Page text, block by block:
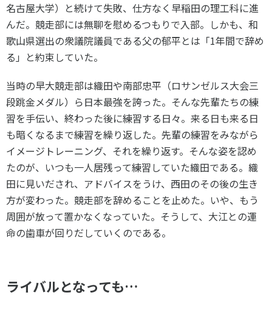
名古屋大学）と続けて失敗、仕方なく早稲田の理工科に進
んだ。競走部には無聊を慰めるつもりで入部。しかも、和
歌山県選出の衆議院議員である父の郁平とは「1年間で辞め
る」と約束していた。
当時の早大競走部は織田や南部忠平（ロサンゼルス大会三
段跳金メダル）ら日本最強を誇った。そんな先輩たちの練
習を手伝い、終わった後に練習する日々。来る日も来る日
も暗くなるまで練習を繰り返した。先輩の練習をみながら
イメージトレーニング、それを繰り返す。そんな姿を認め
たのが、いつも一人居残って練習していた織田である。織
田に見いだされ、アドバイスをうけ、西田のその後の生き
方が変わった。競走部を辞めることを止めた。いや、もう
周囲が放って置かなくなっていた。そうして、大江との運
命の歯車が回りだしていくのである。
ライバルとなっても…